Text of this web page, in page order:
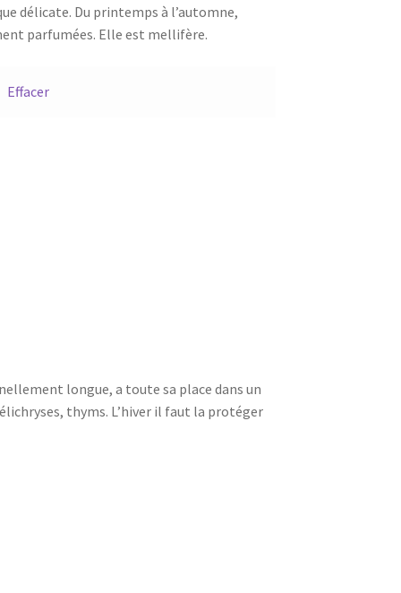
délicate. Du printemps à l’automne,
parfumées. Elle est mellifère.
Effacer
longue, a toute sa place dans un
thyms. L’hiver il faut la protéger